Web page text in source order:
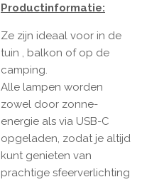
Productinformatie:
Ze zijn ideaal voor in de
tuin , balkon of op de
camping.
Alle lampen worden
zowel door zonne-
energie als via USB-C
opgeladen, zodat je altijd
kunt genieten van
prachtige sfeerverlichting